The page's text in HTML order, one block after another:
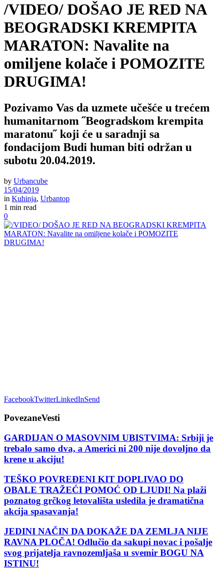
/VIDEO/ DOŠAO JE RED NA
BEOGRADSKI KREMPITA
MARATON: Navalite na
omiljene kolače i POMOZITE
DRUGIMA!
Pozivamo Vas da uzmete učešće u trećem
humanitarnom ˝Beogradskom krempita
maratonu˝ koji će u saradnji sa
fondacijom Budi human biti održan u
subotu 20.04.2019.
by Urbancube
15/04/2019
in Kuhinja, Urbantop
1 min read
0
FacebookTwitterLinkedInSend
PovezaneVesti
GARDIJAN O MASOVNIM UBISTVIMA: Srbiji je
trebalo samo dva, a Americi ni 200 nije dovoljno da
krene u akciju!
TEŠKO POVREĐENI KIT DOPLIVAO DO
OBALE TRAŽEĆI POMOĆ OD LJUDI! Na plaži
poznatog grčkog letovališta usledila je dramatična
akcija spasavanja!
JEDINI NAČIN DA DOKAŽE DA ZEMLJA NIJE
RAVNA PLOČA! Odlučio da sakupi novac i pošalje
svog prijatelja ravnozemljaša u svemir BOGU NA
ISTINU!